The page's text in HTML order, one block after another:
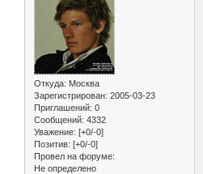
Откуда: Москва
Зарегистрирован: 2005-03-23
Приглашений: 0
Сообщений: 4332
Уважение: [+0/-0]
Позитив: [+0/-0]
Провел на форуме:
Не определено